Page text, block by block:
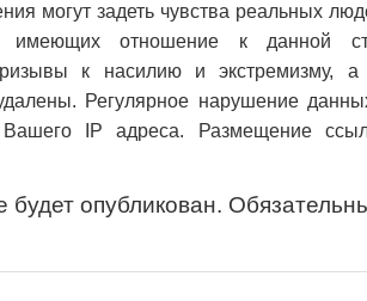
могут задеть чувства реальных
имеющих отношение к данной
к насилию и экстремизму, а
Регулярное нарушение
Вашего IP адреса. Размещение
будет опубликован.